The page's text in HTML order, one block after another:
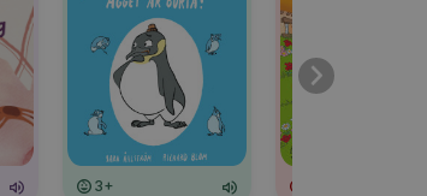
3+